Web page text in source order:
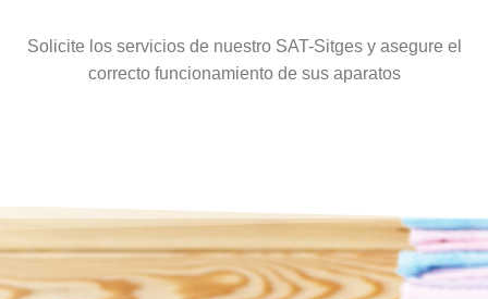
Solicite los servicios de nuestro SAT-Sitges y asegure el
correcto funcionamiento de sus aparatos